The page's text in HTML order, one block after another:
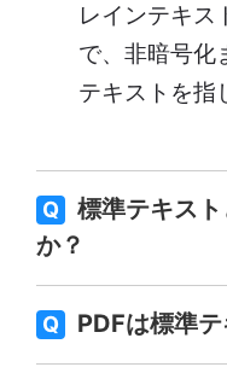
レインテキス
で、非暗号化
テキストを指
Q
標準テキス
か？
Q PDFは標準